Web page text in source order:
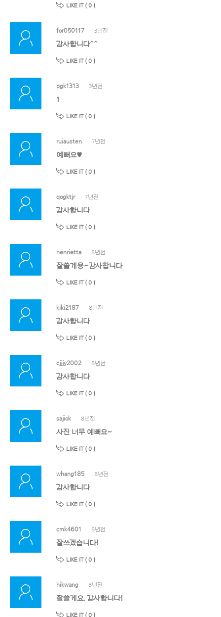
LIKE IT ( 0 )
for050117 3년전
감사합니다^^
LIKE IT ( 0 )
pgk1313 3년전
1
LIKE IT ( 0 )
ruiausten 7년전
예뻐요♥
LIKE IT ( 0 )
qogktjr 7년전
감사합니다
LIKE IT ( 0 )
henrietta 8년전
잘쓸게용~감사합니다
LIKE IT ( 0 )
kiki2187 8년전
감사합니다
LIKE IT ( 0 )
cjjjy2002 8년전
감사합니다
LIKE IT ( 0 )
sajiok 8년전
사진 너무 예뻐요~
LIKE IT ( 0 )
whang185 8년전
감사합니다
LIKE IT ( 0 )
cmk4601 8년전
잘쓰겠습니다!
LIKE IT ( 0 )
hikwang 8년전
잘쓸게요. 감사합니다!
LIKE IT ( 0 )